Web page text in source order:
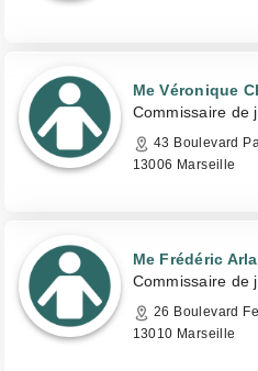
Me Véronique
Commissaire de
43 Boulevard
13006 Marseille
Me Frédéric
Commissaire de
26 Boulevard
13010 Marseille